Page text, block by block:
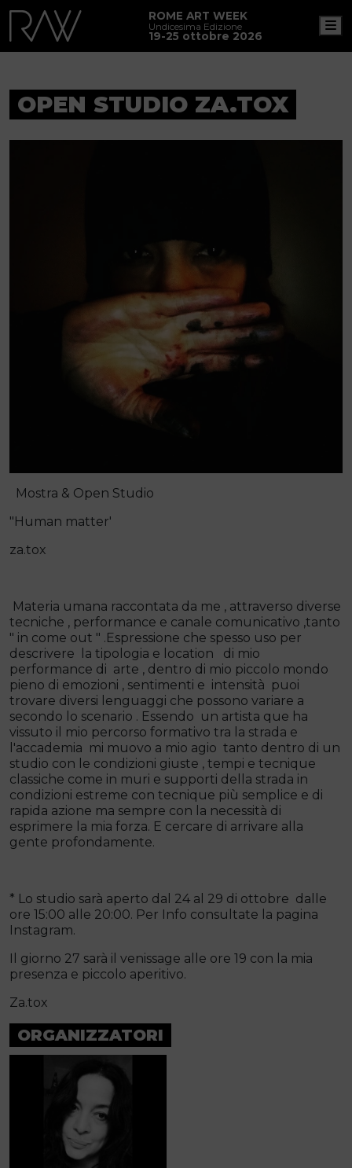
ROME ART WEEK
Undicesima Edizione
19-25 ottobre 2026
OPEN STUDIO ZA.TOX
Mostra & Open Studio
"Human matter'
za.tox
Materia umana raccontata da me , attraverso diverse
tecniche , performance e canale comunicativo ,tanto
" in come out " .Espressione che spesso uso per
descrivere la tipologia e location di mio
performance di arte , dentro di mio piccolo mondo
pieno di emozioni , sentimenti e intensità puoi
trovare diversi lenguaggi che possono variare a
secondo lo scenario . Essendo un artista que ha
vissuto il mio percorso formativo tra la strada e
l'accademia mi muovo a mio agio tanto dentro di un
studio con le condizioni giuste , tempi e tecnique
classiche come in muri e supporti della strada in
condizioni estreme con tecnique più semplice e di
rapida azione ma sempre con la necessità di
esprimere la mia forza. E cercare di arrivare alla
gente profondamente.
* Lo studio sarà aperto dal 24 al 29 di ottobre dalle
ore 15:00 alle 20:00. Per Info consultate la pagina
Instagram.
Il giorno 27 sarà il venissage alle ore 19 con la mia
presenza e piccolo aperitivo.
Za.tox
ORGANIZZATORI